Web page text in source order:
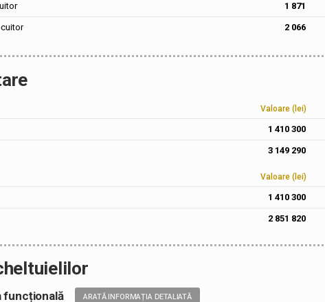
1 871
2 066
Valoare (lei)
1 410 300
3 149 290
Valoare (lei)
1 410 300
2 851 820
funcțională ARATĂ INFORMAȚIA DETALIATĂ